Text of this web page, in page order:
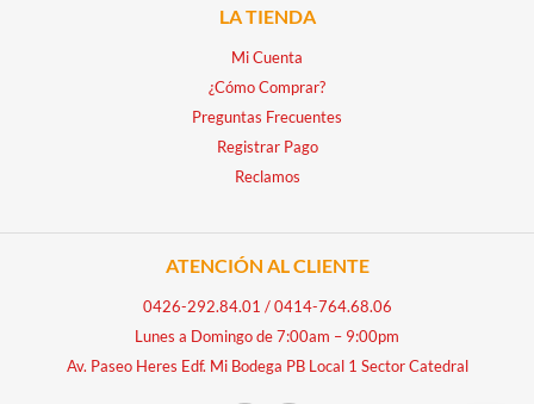
LA TIENDA
Mi Cuenta
¿Cómo Comprar?
Preguntas Frecuentes
Registrar Pago
Reclamos
ATENCIÓN AL CLIENTE
0426-292.84.01 /0414-764.68.06
Lunes a Domingo de 7:00am – 9:00pm
Av. Paseo Heres Edf. Mi Bodega PB Local 1 Sector Catedral